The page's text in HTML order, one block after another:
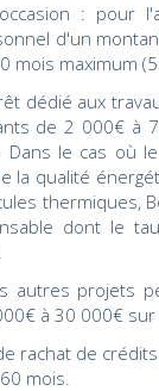
: pour
d'un
mois maximum
dédié aux
de 2 000€ à
le cas où
la qualité
thermiques,
dont le
autres projets
à 30 000€
rachat de
mois.